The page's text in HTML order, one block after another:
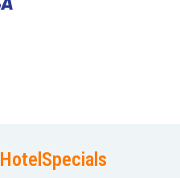
HotelSpecials